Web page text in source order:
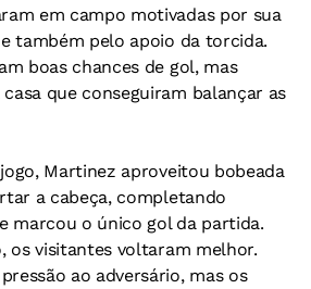
em campo motivadas por sua
também pelo apoio da torcida.
boas chances de gol, mas
que conseguiram balançar as
Martinez aproveitou bobeada
a cabeça, completando
marcou o único gol da partida.
os visitantes voltaram melhor.
ao adversário, mas os